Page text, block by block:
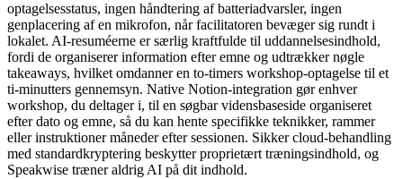
optagelsesstatus, ingen håndtering af batteriadvarsler, ingen
genplacering af en mikrofon, når facilitatoren bevæger sig rundt i
lokalet. AI-resuméerne er særlig kraftfulde til uddannelsesindhold,
fordi de organiserer information efter emne og udtrækker nøgle
takeaways, hvilket omdanner en to-timers workshop-optagelse til et
ti-minutters gennemsyn. Native Notion-integration gør enhver
workshop, du deltager i, til en søgbar vidensbaseside organiseret
efter dato og emne, så du kan hente specifikke teknikker, rammer
eller instruktioner måneder efter sessionen. Sikker cloud-behandling
med standardkryptering beskytter proprietært træningsindhold, og
Speakwise træner aldrig AI på dit indhold.